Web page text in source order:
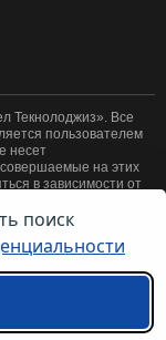
Текнолоджиз». Все
пользователем
несет
на этих
в зависимости от
политики
поиск